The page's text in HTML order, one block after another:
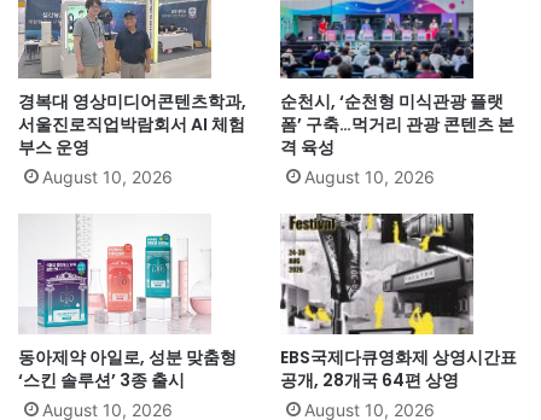
경복대 영상미디어콘텐츠학과,
서울진로직업박람회서 AI 체험
부스 운영
August 10, 2026
순천시, ‘순천형 미식관광 플랫
폼’ 구축…먹거리 관광 콘텐츠 본
격 육성
August 10, 2026
동아제약 아일로, 성분 맞춤형
‘스킨 솔루션’ 3종 출시
August 10, 2026
EBS국제다큐영화제 상영시간표
공개, 28개국 64편 상영
August 10, 2026